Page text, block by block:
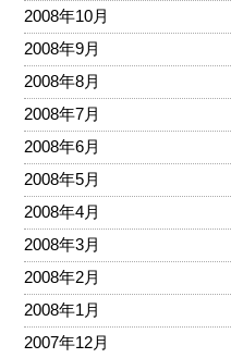
2008年10月
2008年9月
2008年8月
2008年7月
2008年6月
2008年5月
2008年4月
2008年3月
2008年2月
2008年1月
2007年12月